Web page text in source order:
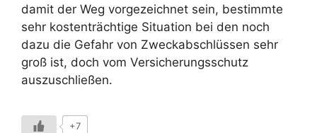
damit der Weg vorgezeichnet sein, bestimmte
sehr kostenträchtige Situation bei den noch
dazu die Gefahr von Zweckabschlüssen sehr
groß ist, doch vom Versicherungsschutz
auszuschließen.
+7